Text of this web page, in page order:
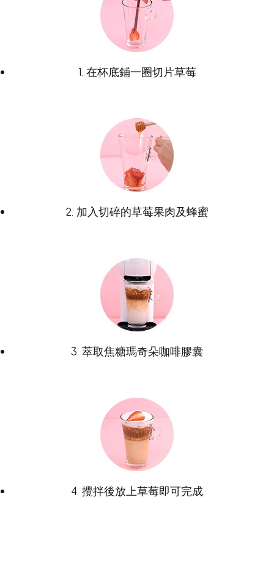
1. 在杯底鋪一圈切片草莓
2. 加入切碎的草莓果肉及蜂蜜
3. 萃取焦糖瑪奇朵咖啡膠囊
4. 攪拌後放上草莓即可完成